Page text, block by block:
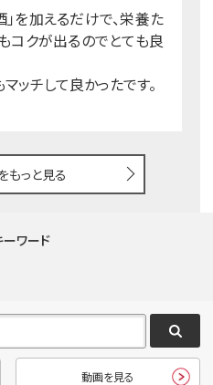
を加えるだけで、栄養た
コクが出るのでとても良
ッチして良かったです。
もっと見る
ワード
動画を見る